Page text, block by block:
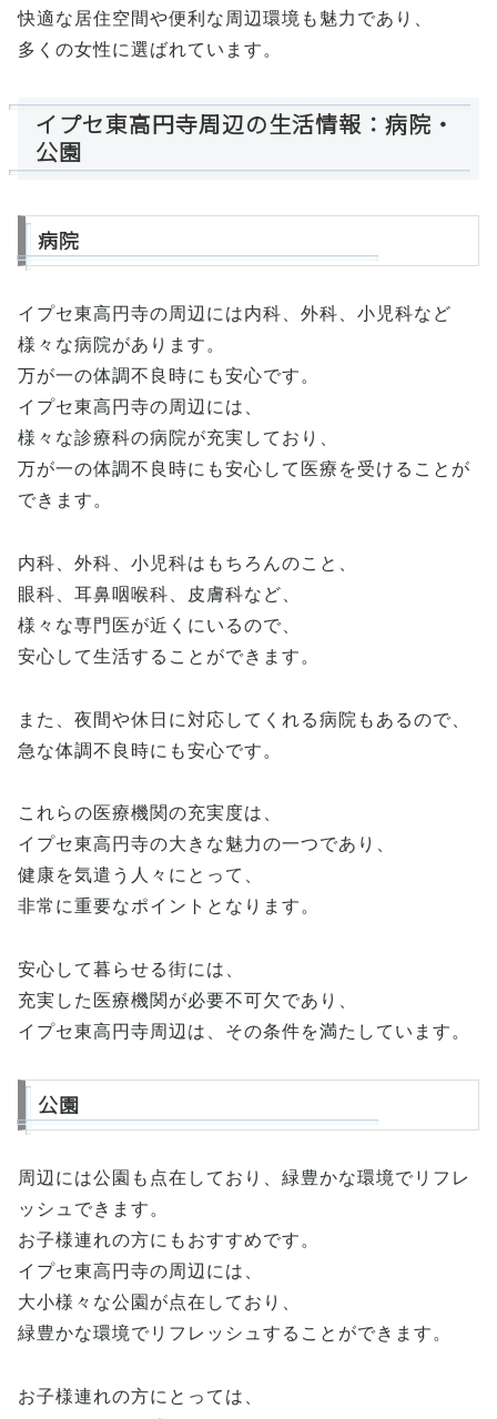
快適な居住空間や便利な周辺環境も魅力であり、
多くの女性に選ばれています。
イプセ東高円寺周辺の生活情報：病院・
公園
病院
イプセ東高円寺の周辺には内科、外科、小児科など
様々な病院があります。
万が一の体調不良時にも安心です。
イプセ東高円寺の周辺には、
様々な診療科の病院が充実しており、
万が一の体調不良時にも安心して医療を受けることが
できます。
内科、外科、小児科はもちろんのこと、
眼科、耳鼻咽喉科、皮膚科など、
様々な専門医が近くにいるので、
安心して生活することができます。
また、夜間や休日に対応してくれる病院もあるので、
急な体調不良時にも安心です。
これらの医療機関の充実度は、
イプセ東高円寺の大きな魅力の一つであり、
健康を気遣う人々にとって、
非常に重要なポイントとなります。
安心して暮らせる街には、
充実した医療機関が必要不可欠であり、
イプセ東高円寺周辺は、その条件を満たしています。
公園
周辺には公園も点在しており、緑豊かな環境でリフレ
ッシュできます。
お子様連れの方にもおすすめです。
イプセ東高円寺の周辺には、
大小様々な公園が点在しており、
緑豊かな環境でリフレッシュすることができます。
お子様連れの方にとっては、